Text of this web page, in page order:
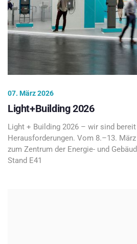
07. März 2026
Light+Building 2026
Light + Building 2026 – wir sind
Herausforderungen. Vom 8.–13.
zum Zentrum der Energie- und
Stand E41